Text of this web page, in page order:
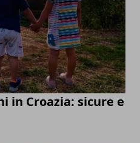
in Croazia: sicure e